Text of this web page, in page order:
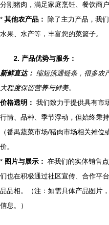
分割猪肉，满足家庭烹饪、餐饮商
* 其他农产品：
除了主力产品，我
水果、水产等，丰富您的菜篮子。
2. 产品优势与服务：
新鲜直达： 缩短流通链条，很多农
大程度保留营养与鲜美。
价格透明： 我们致力于提供具有市
行情、品种、季节浮动，但始终秉
（番禺蔬菜市场/猪肉市场相关摊
价。
* 图片与展示： 在我们的实体销售
们也在积极通过社区宣传、合作平
品品相。（注：如需具体产品图片
信息。）